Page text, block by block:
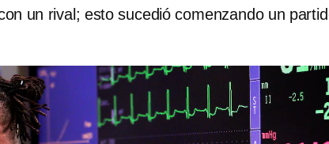
un rival; esto sucedió comenzando un